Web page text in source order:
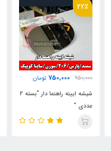
22٪
950,000
750,000 تومان
شیشه ایینه راهنما دار "بسته 2
عددی "